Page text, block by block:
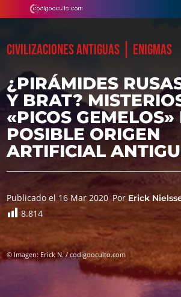
CIVILIZACIONES ANTIGUAS ENIGMAS
¿PIRÁMIDES
Y BRAT?
«PICOS GEMELOS»
POSIBLE ORIGEN
ARTIFICIAL
Publicado el 16 Mar 2020 PorErick
8.814
© Imagen: Erick N. / codigooculto.com